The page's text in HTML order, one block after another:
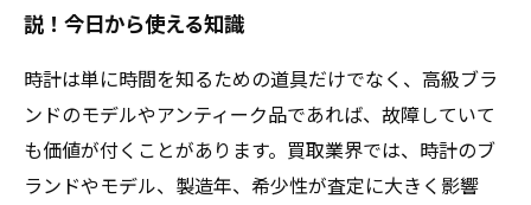
説！今日から使える知識
時計は単に時間を知るための道具だけでなく、高級ブラ
ンドのモデルやアンティーク品であれば、故障していて
も価値が付くことがあります。買取業界では、時計のブ
ランドやモデル、製造年、希少性が査定に大きく影響